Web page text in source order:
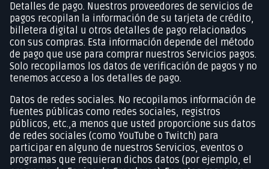
Detalles de pago. Nuestros proveedores de servicios de
pagos recopilan la información de su tarjeta de crédito,
billetera digital u otros detalles de pago relacionados
con sus compras. Esta información depende del método
de pago que use para comprar nuestros Servicios pagos.
Solo recopilamos los datos de verificación de pagos y no
tenemos acceso a los detalles de pago.
Datos de redes sociales. No recopilamos información de
fuentes públicas como redes sociales, registros
públicos, etc.,a menos que usted proporcione sus datos
de redes sociales (como YouTube o Twitch) para
participar en alguno de nuestros Servicios, eventos o
programas que requieran dichos datos (por ejemplo, el